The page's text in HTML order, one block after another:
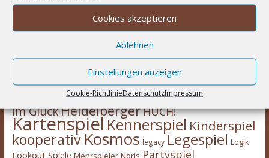
Cookies akzeptieren
Ablehnen
Einstellungen anzeigen
Cookie-RichtlinieDatenschutzImpressum
Wortwolke
Berichte Days of Wonder Deckbau
eggertspiele Eisenbahn Engine Erweiterung Escape Room
FamilienspielFeuerland
im GlückHeidelbergerHUCH!
Kartenspiel Kennerspiel Kinderspiel
kooperativ Kosmos legacy Legespiel Logik
Lookout Spiele Mehrspieler Noris Partyspiel